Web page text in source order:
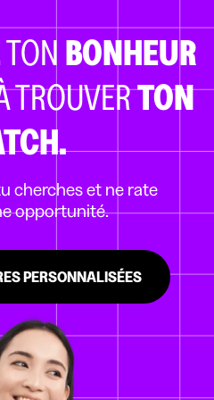
TON BONHEUR
TROUVERTON
cherches et ne rate
opportunité.
PERSONNALISÉES